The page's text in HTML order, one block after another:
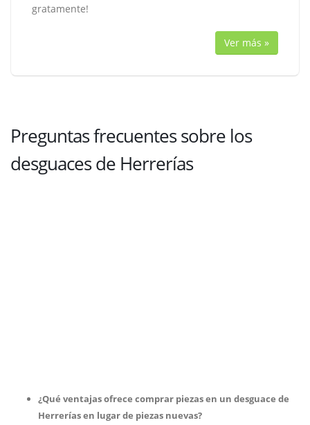
gratamente!
Ver más »
Preguntas frecuentes sobre los
desguaces de Herrerías
¿Qué ventajas ofrece comprar piezas en un desguace de
Herrerías en lugar de piezas nuevas?